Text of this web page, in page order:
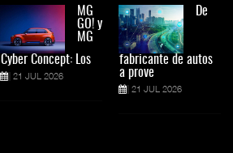
MG
GO! y
MG
Cyber Concept: Los
21 JUL 2026
De
fabricante de autos
a prove
21 JUL 2026